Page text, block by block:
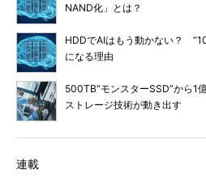
NAND化」とは？
HDDでAIはもう動かない？
になる理由
500TB“モンスターSSD”から
ストレージ技術が動き出す
連載